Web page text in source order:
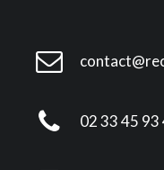
02 33 45 93